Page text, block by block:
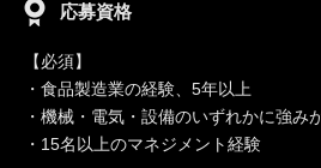
応募資格
【必須】
・食品製造業の経験、5年以上
・機械・電気・設備のいずれかに強み
・15名以上のマネジメント経験